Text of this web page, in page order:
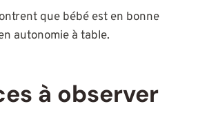
que bébé est en bonne
autonomie à table.
à observer